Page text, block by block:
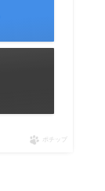
ポチップ